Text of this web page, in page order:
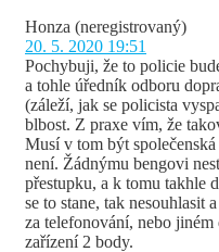
Honza (neregistrovaný)
20. 5. 2020 19:51
Pochybuji, že to policie
a tohle úředník odboru
(záleží, jak se policista
blbost. Z praxe vím, že
Musí v tom být
není. Žádnýmu bengovi
přestupku, a k tomu takhle
se to stane, tak nesouhlasit
za telefonování, nebo
zařízení 2 body.